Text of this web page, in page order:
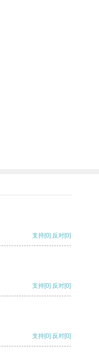
支持[0] 反对[0]
支持[0] 反对[0]
支持[0] 反对[0]